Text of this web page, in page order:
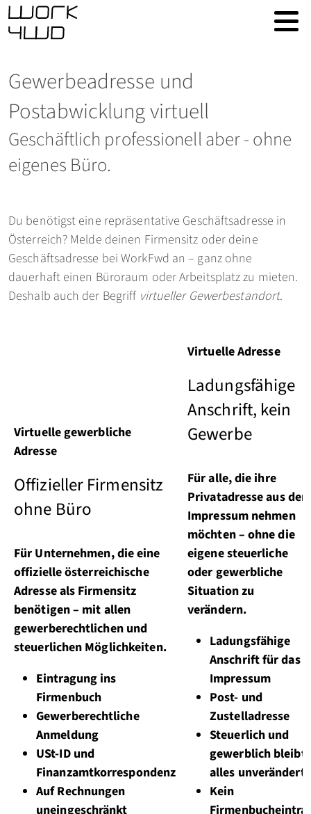
Gewerbeadresse und
Postabwicklung virtuell
Geschäftlich professionell aber - ohne
eigenes Büro.
Du benötigst eine repräsentative Geschäftsadresse in
Österreich? Melde deinen Firmensitz oder deine
Geschäftsadresse bei WorkFwd an – ganz ohne
dauerhaft einen Büroraum oder Arbeitsplatz zu mieten.
Deshalb auch der Begriff virtueller Gewerbestandort.
Virtuelle gewerbliche
Adresse
Offizieller Firmensitz
ohne Büro
Für Unternehmen, die eine
offizielle österreichische
Adresse als Firmensitz
benötigen – mit allen
gewerberechtlichen und
steuerlichen Möglichkeiten.
Eintragung ins
Firmenbuch
Gewerberechtliche
Anmeldung
USt-ID und
Finanzamtkorrespondenz
Auf Rechnungen
uneingeschränkt
Virtuelle Adresse
Ladungsfähige
Anschrift, kein
Gewerbe
Für alle, die ihre
Privatadresse aus
Impressum nehmen
möchten – ohne die
eigene steuerliche
oder gewerbliche
Situation zu
verändern.
Ladungsfähige
Anschrift für das
Impressum
Post- und
Zustelladresse
Steuerlich und
gewerblich bleibt
alles unverändert
Kein